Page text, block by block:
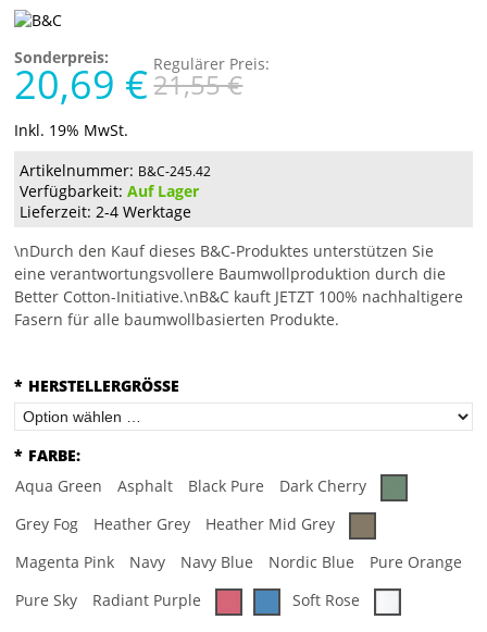
Sonderpreis:
20,69 € Regulärer Preis:
21,55 €
Inkl. 19% MwSt.
Artikelnummer: B&C-245.42
Verfügbarkeit:Auf Lager
Lieferzeit: 2-4 Werktage
\nDurch den Kauf dieses B&C-Produktes unterstützen Sie
eine verantwortungsvollere Baumwollproduktion durch die
Better Cotton-Initiative.\nB&C kauft JETZT 100% nachhaltigere
Fasern für alle baumwollbasierten Produkte.
* HERSTELLERGRÖSSE
* FARBE:
Aqua Green
Asphalt Black Pure
Dark Cherry
Grey Fog
Heather Grey
Heather Mid Grey
Magenta Pink
Navy Navy Blue Nordic Blue
Pure Orange
Pure Sky
Radiant Purple
Soft Rose